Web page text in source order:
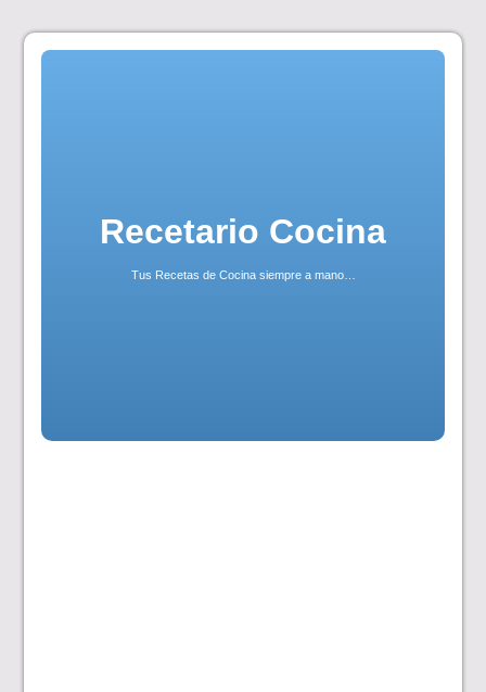
Skip
Recetario Cocina
Tus Recetas de Cocina siempre a mano…